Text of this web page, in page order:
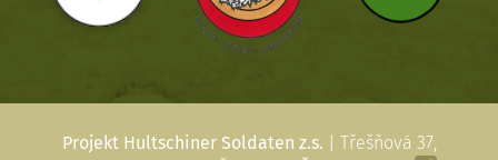
Projekt Hultschiner Soldaten z.s. | Třešňová 37,